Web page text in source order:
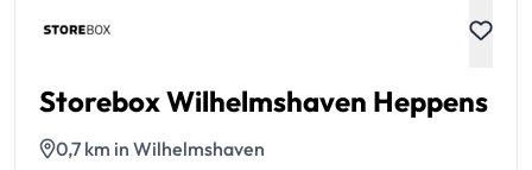
Storebox Wilhelmshaven Heppens
0,7 km in Wilhelmshaven